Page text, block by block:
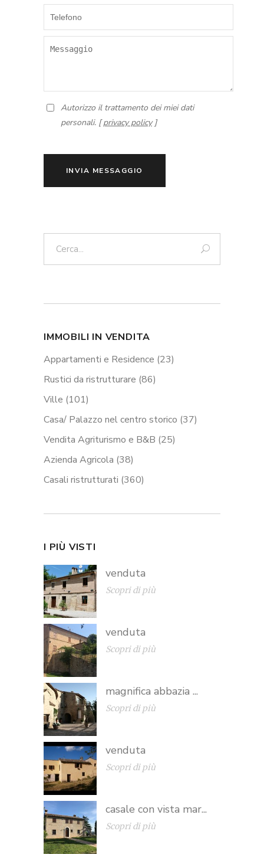
Autorizzo il trattamento dei miei dati
personali. [privacy policy]
INVIA MESSAGGIO
IMMOBILI IN VENDITA
Appartamenti e Residence (23)
Rustici da ristrutturare (86)
Ville (101)
Casa/ Palazzo nel centro storico (37)
Vendita Agriturismo e B&B (25)
Azienda Agricola (38)
Casali ristrutturati (360)
I PIÙ VISTI
venduta
Scopri di più
venduta
Scopri di più
magnifica abbazia ...
Scopri di più
venduta
Scopri di più
casale con vista mar...
Scopri di più